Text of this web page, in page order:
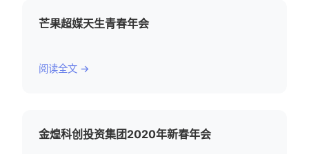
芒果超媒天生青春年会
阅读全文 →
金煌科创投资集团2020年新春年会